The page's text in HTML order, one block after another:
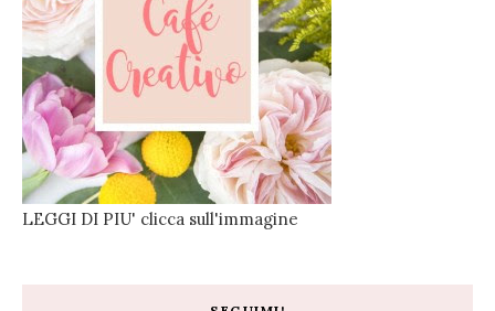
LEGGI DI PIU' clicca sull'immagine